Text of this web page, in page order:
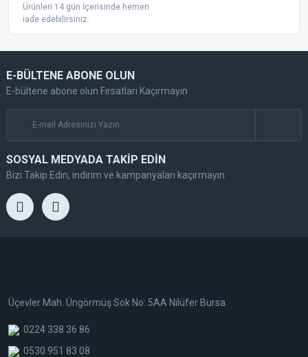
Ürünleri 14 gün İçerisinde hemen
iade edebilirsiniz.
E-BÜLTENE ABONE OLUN
E-bültene abone olun Fırsatları Kaçırmayın
SOSYAL MEDYADA TAKİP EDİN
Bizi Takip Edin, indirim ve kampanyaları kaçırmayın
Üçevler Mah. Üngörmüş Sok No: 5AA Nilüfer Bursa
0224 338 36 86
0530 951 83 08